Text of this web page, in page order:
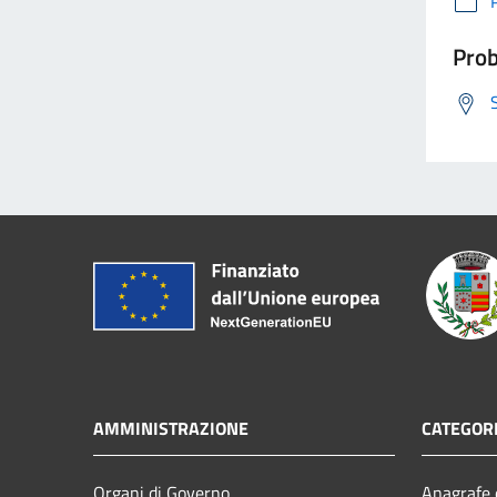
AMMINISTRAZIONE